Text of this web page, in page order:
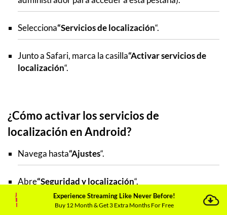
Selecciona“Servicios de localización“.
Junto a Safari, marca la casilla“Activar servicios de
localización“.
¿Cómo activar los servicios de
localización en Android?
Navega hasta“Ajustes“.
Abre“Seguridad y localización“.
Seleccione lapestaña “Localización“.
Experience Streaming Like Never Before!
Buy 12 Month & Get 3 Extra Months For Free